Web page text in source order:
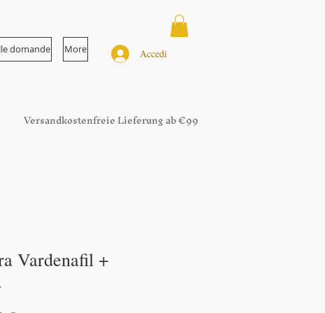
domande More Accedi
Versandkostenfreie Lieferung ab €99
Vardenafil +